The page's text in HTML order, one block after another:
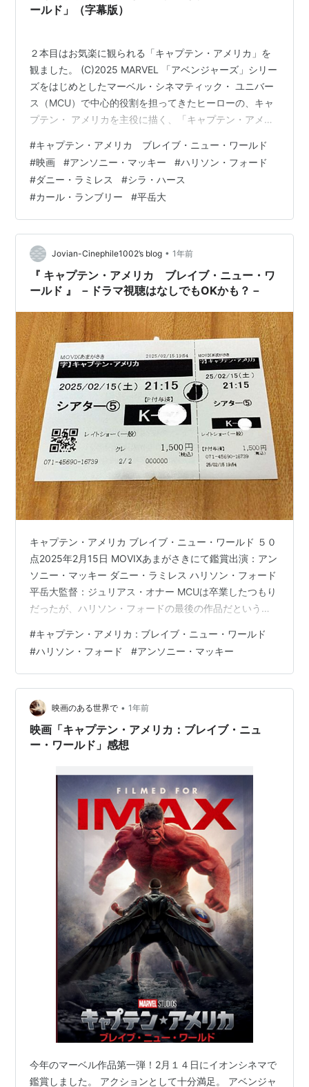
ールド」（字幕版）
２本目はお気楽に観られる「キャプテン・アメリカ」を
観ました。 (C)2025 MARVEL 「アベンジャーズ」シリー
ズをはじめとしたマーベル・シネマティック・ ユニバー
ス（MCU）で中心的役割を担ってきたヒーローの、キャ
プテン・ アメリカを主役に描く、「キャプテン・アメリ
ティーブ・ロジャースから最も信頼され、 ヒーロー引退
を決めたスティーブから“正義の象徴”でもある盾を託され
た ファルコンことサム・ウィルソンが、新たなキャプテ
ン・アメリカとなっ た。 そんなある時、アメリカ大統領
ロスが開く国際会議の場で、テロ事件が発 生する。 それ
をきっかけ…
#キャプテン・アメリカ ブレイブ・ニュー・ワールド
#映画 #アンソニー・マッキー #ハリソン・フォード
#ダニー・ラミレス #シラ・ハース
#カール・ランブリー #平岳大
Jovian-Cinephile1002’s blog • 1年前
『 キャプテン・アメリカ ブレイブ・ニュー・ワ
ールド 』 －ドラマ視聴はなしでもOKかも？－
キャプテン・アメリカ ブレイブ・ニュー・ワールド ５０
点2025年2月15日 MOVIXあまがさきにて鑑賞出演：アン
ソニー・マッキー ダニー・ラミレス ハリソン・フォード
平岳大監督：ジュリアス・オナー MCUは卒業したつもり
だったが、ハリソン・フォードの最後の作品だというこ
アメリカとなったサム・ウィルソン（アンソニー・マッ
キー）は、二代目ファルコンのホアキン・トレス（ダニ
ー・ラミレス）と共にアダマンチウムを奪取しようとす
るサーペントを撃退。米大統領のロス（ハリソン・フォ
ード）は国際協調の下、アダマンチウムの精製と分配を
呼びかける。しかし、…
#キャプテン・アメリカ : ブレイブ・ニュー・ワールド
#ハリソン・フォード #アンソニー・マッキー
映画のある世界で • 1年前
映画「キャプテン・アメリカ：ブレイブ・ニュ
ー・ワールド」感想
今年のマーベル作品第一弾！2月１４日にイオンシネマで
鑑賞しました。 アクションとして十分満足。 アベンジャ